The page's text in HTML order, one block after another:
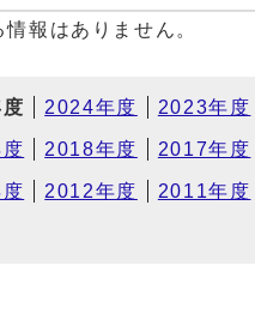
報はありません。
2024年度 2023年度
2018年度 2017年度
2012年度 2011年度